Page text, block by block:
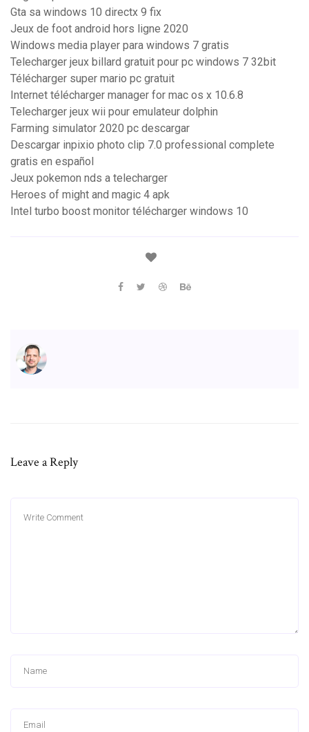
Gta sa windows 10 directx 9 fix
Jeux de foot android hors ligne 2020
Windows media player para windows 7 gratis
Telecharger jeux billard gratuit pour pc windows 7 32bit
Télécharger super mario pc gratuit
Internet télécharger manager for mac os x 10.6.8
Telecharger jeux wii pour emulateur dolphin
Farming simulator 2020 pc descargar
Descargar inpixio photo clip 7.0 professional complete
gratis en español
Jeux pokemon nds a telecharger
Heroes of might and magic 4 apk
Intel turbo boost monitor télécharger windows 10
Leave a Reply